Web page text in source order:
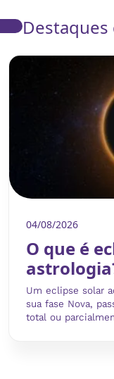
Destaques
04/08/2026
O que é
Um eclipse solar
sua fase Nova,
total ou